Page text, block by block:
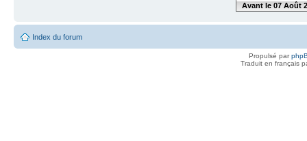
Avant le 07 Août
Index du forum
Propulsé par
Traduit en français